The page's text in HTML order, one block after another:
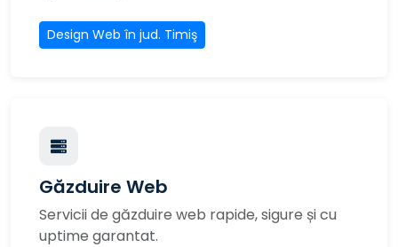
Design Web în jud. Timiş
Găzduire Web
Servicii de găzduire web rapide, sigure și cu
uptime garantat.